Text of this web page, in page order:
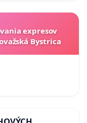
expresov
Bystrica